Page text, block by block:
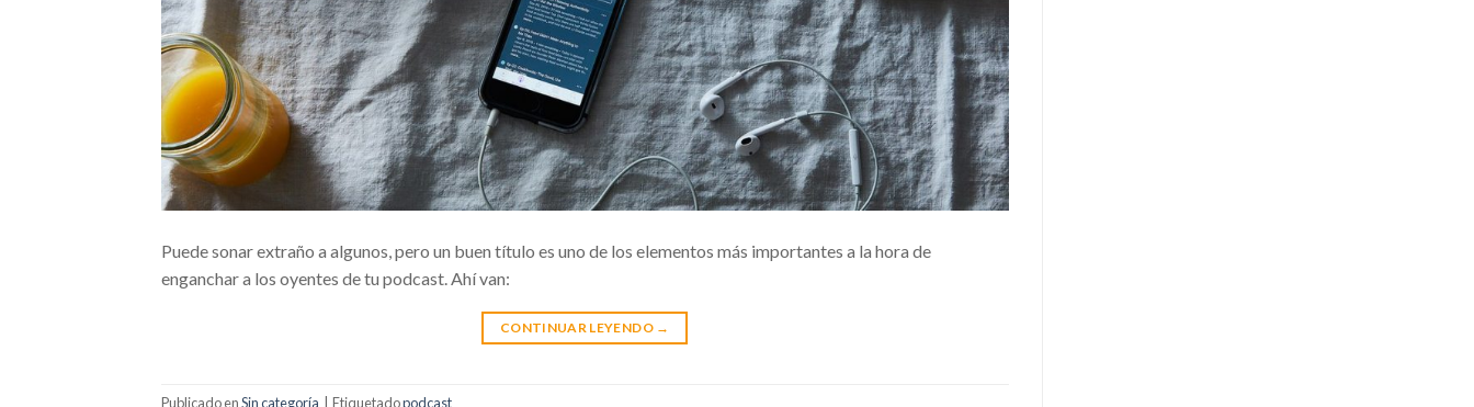
Puede sonar extraño a algunos, pero un buen título es uno de los elementos más importantes a la hora de
enganchar a los oyentes de tu podcast. Ahí van:
CONTINUAR LEYENDO →
Publicado enSin categoría Etiquetadopodcast